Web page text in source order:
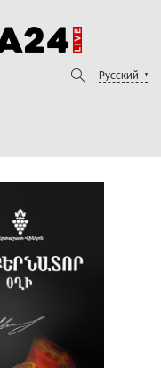
Русский